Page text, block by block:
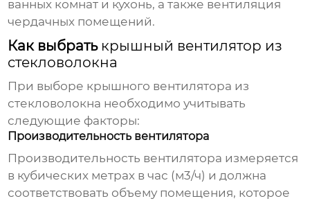
ванных комнат и кухонь, а также вентиляция
чердачных помещений.
Как выбрать крышный вентилятор из
стекловолокна
При выборе крышного вентилятора из
стекловолокна необходимо учитывать
следующие факторы:
Производительность вентилятора
Производительность вентилятора измеряется
в кубических метрах в час (м3/ч) и должна
соответствовать объему помещения, которое